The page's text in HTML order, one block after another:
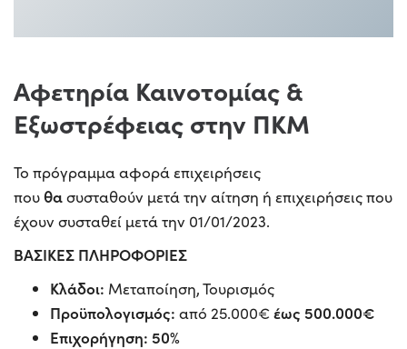
Αφετηρία Καινοτομίας &
Εξωστρέφειας στην ΠΚΜ
Το πρόγραμμα αφορά επιχειρήσεις
πουθασυσταθούν μετά την αίτηση ή επιχειρήσεις που
έχουν συσταθεί μετά την 01/01/2023.
ΒΑΣΙΚΕΣ ΠΛΗΡΟΦΟΡΙΕΣ
Κλάδοι: Μεταποίηση, Τουρισμός
Προϋπολογισμός: από 25.000€ έως 500.000€
Επιχορήγηση: 50%